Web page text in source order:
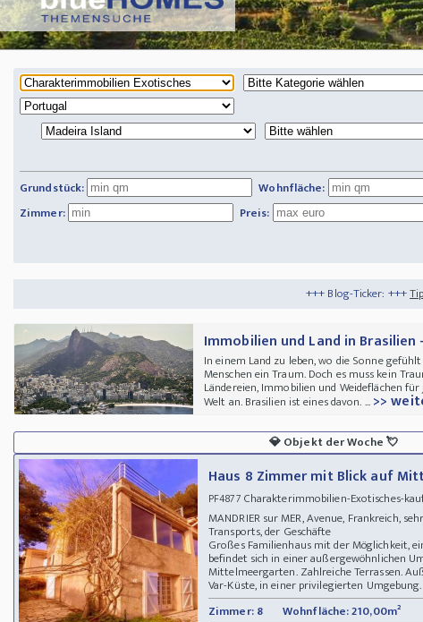
Grundstück:
Wohnfläche:
Zimmer:
Preis:
+++ Blog-Ticker: +++Tipps und Tricks+++
Immobilien und Land in
In einem Land zu leben, wo die Sonne
Menschen ein Traum. Doch es muss kein
Ländereien, Immobilien und Weideflächen
Welt an. Brasilien ist eines davon. ...>>
💎Objekt der Woche💘
Haus 8 Zimmer mit Blick auf
PF4877 Charakterimmobilien-Exotisches-
MANDRIER sur MER, Avenue, Frankreich,
Transports, der Geschäfte
Großes Familienhaus mit der Möglichkeit,
befindet sich in einer außergewöhnlichen
Mittelmeergarten. Zahlreiche Terrassen.
Var-Küste, in einer privilegierten
Zimmer: 8
Wohnfläche: 210,00m²